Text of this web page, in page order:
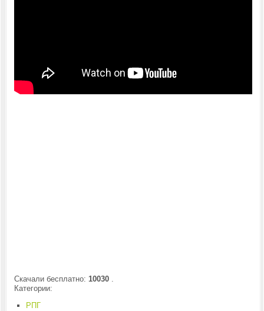
Скачали бесплатно: 10030.
Категории:
РПГ